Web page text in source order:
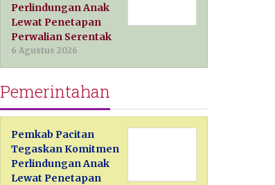
Perlindungan Anak
Lewat Penetapan
Perwalian Serentak
6 Agustus 2026
Pemerintahan
Pemkab Pacitan
Tegaskan Komitmen
Perlindungan Anak
Lewat Penetapan